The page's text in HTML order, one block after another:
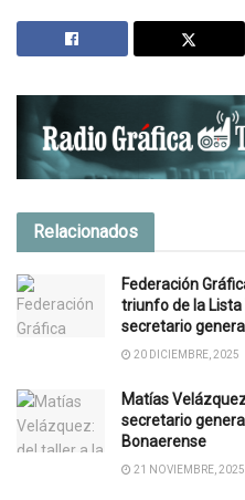
Relacionados
Federación
triunfo de la
secretario
20 DICIEMBRE, 2025
Matías
secretario
Bonaerense
21 NOVIEMBRE, 2025